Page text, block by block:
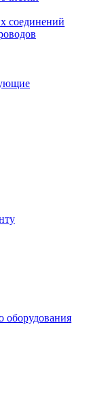
соединений
оборудования